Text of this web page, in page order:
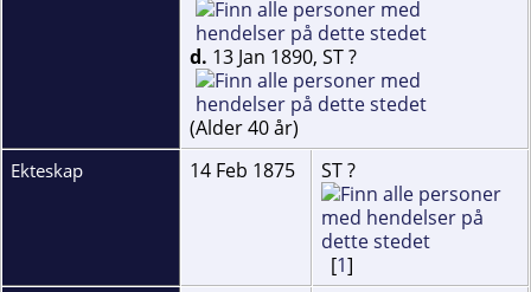
d. 13 Jan 1890, ST ?
(Alder 40 år)
Ekteskap 14 Feb 1875 ST ?
[1]